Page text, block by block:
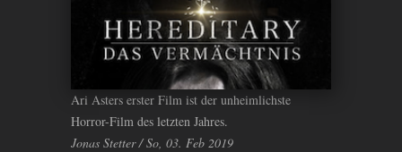
Ari Asters erster Film ist der unheimlichste
Horror-Film des letzten Jahres.
Jonas Stetter / So, 03. Feb 2019